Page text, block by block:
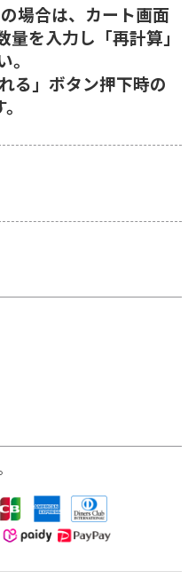
場合は、カート画面
を入力し「再計算」
る」ボタン押下時の